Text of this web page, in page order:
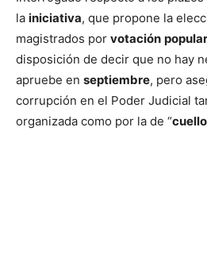
la iniciativa, que propone la
magistrados por votación popular
disposición de decir que no hay
apruebe en septiembre, pero
corrupción en el Poder Judicial
organizada como por la de “cuello